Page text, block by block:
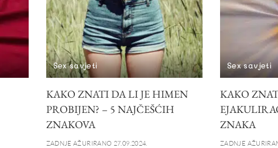
Sex savjeti
KAKO ZNATI DA LI JE HIMEN
PROBIJEN? – 5 NAJČEŠĆIH
ZNAKOVA
ZADNJE AŽURIRANO 27.09.2024.
Sex savjeti
KAKO
ZNAKA
ZADNJE